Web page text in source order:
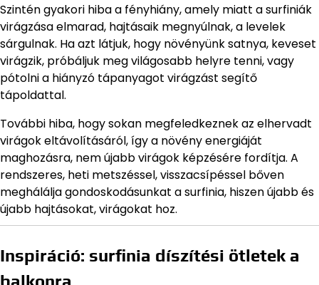
Szintén gyakori hiba a fényhiány, amely miatt a surfiniák
virágzása elmarad, hajtásaik megnyúlnak, a levelek
sárgulnak. Ha azt látjuk, hogy növényünk satnya, keveset
virágzik, próbáljuk meg világosabb helyre tenni, vagy
pótolni a hiányzó tápanyagot virágzást segítő
tápoldattal.
További hiba, hogy sokan megfeledkeznek az elhervadt
virágok eltávolításáról, így a növény energiáját
maghozásra, nem újabb virágok képzésére fordítja. A
rendszeres, heti metszéssel, visszacsípéssel bőven
meghálálja gondoskodásunkat a surfinia, hiszen újabb és
újabb hajtásokat, virágokat hoz.
Inspiráció: surfinia díszítési ötletek a
balkonra